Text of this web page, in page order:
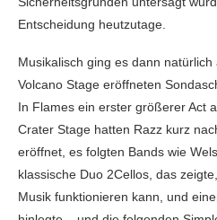
Entscheidung heutzutage.
Musikalisch ging es dann
Volcano Stage eröffneten
In Flames ein erster größerer Act
Crater Stage hatten Razz kurz
eröffnet, es folgten Bands wie
klassische Duo 2Cellos, das
Musik funktionieren kann, und